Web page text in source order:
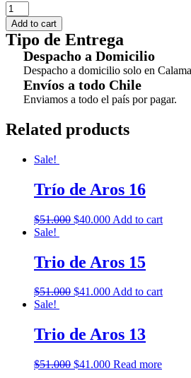
Trio
de
Aros
02
quantity
Add to cart
Tipo de Entrega
Despacho a Domicilio
Despacho a domicilio solo en
Envíos a todo Chile
Enviamos a todo el país por pagar.
Related products
Sale!
Trío de Aros 16
$51.000 $40.000 Add to cart
Sale!
Trio de Aros 15
$51.000 $41.000Add to cart
Sale!
Trio de Aros 13
$51.000 $41.000 Read more